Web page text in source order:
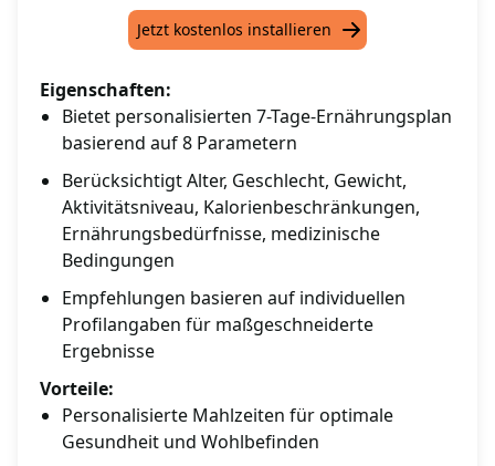
Jetzt kostenlos installieren
Eigenschaften:
Bietet personalisierten 7-Tage-Ernährungsplan
basierend auf 8 Parametern
Berücksichtigt Alter, Geschlecht, Gewicht,
Aktivitätsniveau, Kalorienbeschränkungen,
Ernährungsbedürfnisse, medizinische
Bedingungen
Empfehlungen basieren auf individuellen
Profilangaben für maßgeschneiderte
Ergebnisse
Vorteile:
Personalisierte Mahlzeiten für optimale
Gesundheit und Wohlbefinden